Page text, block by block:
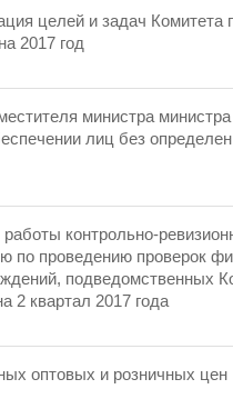
целей и задач Комитета
2017 год
министра
лиц без
контрольно-
по проведению проверок
подведомственных
2 квартал 2017 года
оптовых и розничных цен